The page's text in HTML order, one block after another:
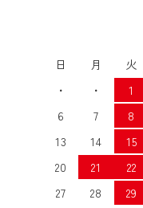
日 月 火
・
・ 1
6
7 8
13
14 15
20
21 22
27
28 29